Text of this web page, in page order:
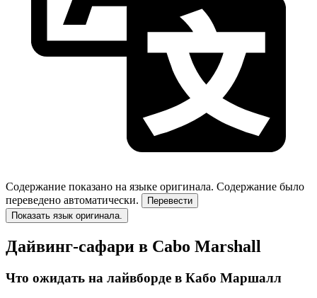
Содержание показано на языке оригинала. Содержание было
переведено автоматически.
Перевести
Показать язык оригинала.
Дайвинг-сафари в Cabo Marshall
Что ожидать на лайвборде в Кабо Маршалл